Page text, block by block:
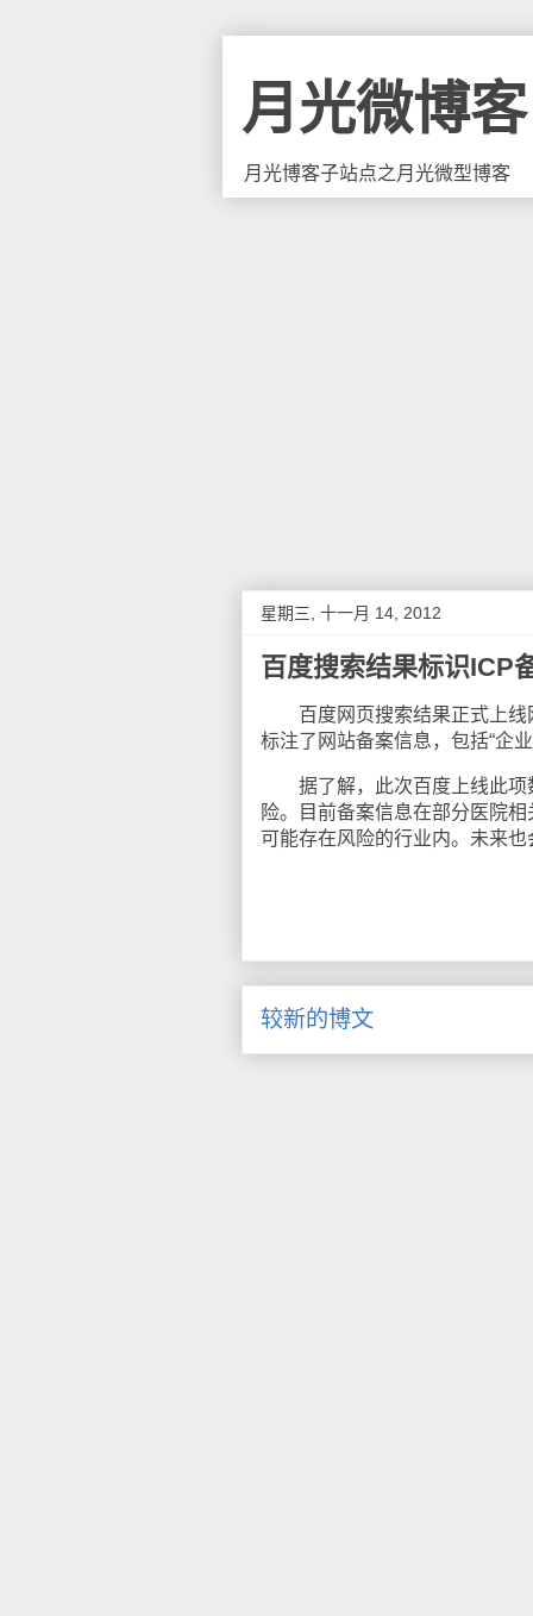
月光微博客
月光博客子站点之月光微型博客
星期三, 十一月 14, 2012
百度搜索结果标识ICP
百度网页搜索结果正式上线
标注了网站备案信息，包括“企
据了解，此次百度上线此项
险。目前备案信息在部分医院
可能存在风险的行业内。未来
较新的博文